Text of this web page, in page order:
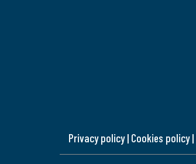
Privacy policy| Cookies policy|